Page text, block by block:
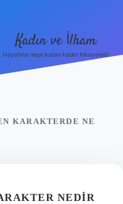
Kadın ve İlham
Hayatına neşe katan kadın hikayeleri!
KARAKTERDE NE
NEDIR